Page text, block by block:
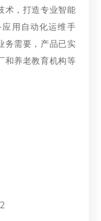
术，打造专业智能
用自动化运维手
务需要，产品已实
和养老教育机构等